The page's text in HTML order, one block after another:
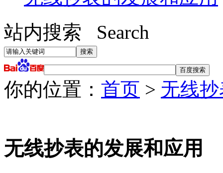
站内搜索 Search
你的位置： 首页 > 无线
无线抄表的发展和应用